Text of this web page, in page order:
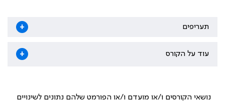
תעריפים +
עוד על הקורס +
נושאי הקורסים ו/או מועדם ו/או הפורמט שלהם נתונים לשינויים